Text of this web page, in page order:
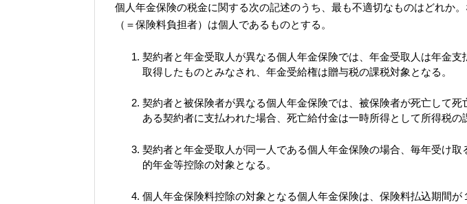
個人年金保険の税金に関する次の記述のうち、最も不適切なものはどれか
（＝保険料負担者）は個人であるものとする。
契約者と年金受取人が異なる個人年金保険では、年金受取人は年金支
取得したものとみなされ、年金受給権は贈与税の課税対象となる。
契約者と被保険者が異なる個人年金保険では、被保険者が死亡して死
ある契約者に支払われた場合、死亡給付金は一時所得として所得税の
契約者と年金受取人が同一人である個人年金保険の場合、毎年受け取
的年金等控除の対象となる。
個人年金保険料控除の対象となる個人年金保険は、保険料払込期間が